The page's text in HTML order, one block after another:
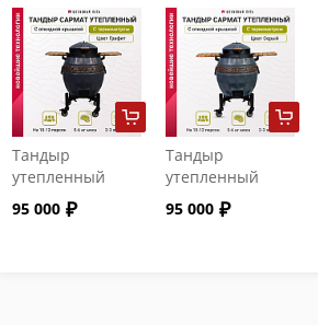
Тандыр
утепленный
"Сармат" с
откидной
95 000
Тандыр
утепленный
"Сармат" с
откидной
95 000